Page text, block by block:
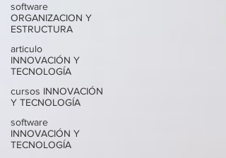
software
ORGANIZACION Y
ESTRUCTURA
articulo
INNOVACIÓN Y
TECNOLOGÍA
cursos INNOVACIÓN
Y TECNOLOGÍA
software
INNOVACIÓN Y
TECNOLOGÍA